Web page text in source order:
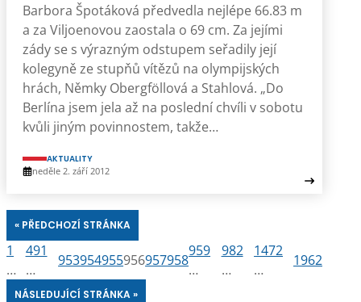
Barbora Špotáková předvedla nejlépe 66.83 m
a za Viljoenovou zaostala o 69 cm. Za jejími
zády se s výrazným odstupem seřadily její
kolegyně ze stupňů vítězů na olympijských
hrách, Němky Obergföllová a Stahlová. „Do
Berlína jsem jela až na poslední chvíli v sobotu
kvůli jiným povinnostem, takže…
AKTUALITY
neděle 2. září 2012
« PŘEDCHOZÍ STRÁNKA
1
…
491
…
953954955956957958
959
…
982
…
1472
…
1962
NÁSLEDUJÍCÍ STRÁNKA »